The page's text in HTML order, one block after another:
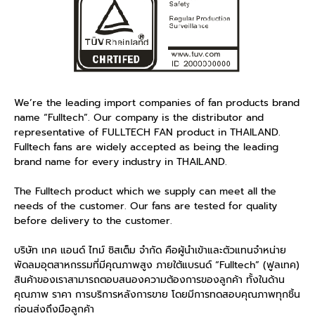
We’re the leading import companies of fan products brand
name “Fulltech”. Our company is the distributor and
representative of FULLTECH FAN product in THAILAND.
Fulltech fans are widely accepted as being the leading
brand name for every industry in THAILAND.
The Fulltech product which we supply can meet all the
needs of the customer. Our fans are tested for quality
before delivery to the customer.
บริษัท เทค แอนด์ ไทม์ ซิสเต็ม จำกัด คือผู้นำเข้าและตัวแทนจำหน่าย
พัดลมอุตสาหกรรมที่มีคุณภาพสูง ภายใต้แบรนด์ “Fulltech” (ฟูลเทค)
สินค้าของเราสามารถตอบสนองความต้องการของลูกค้า ทั้งในด้าน
คุณภาพ ราคา การบริการหลังการขาย โดยมีการทดสอบคุณภาพทุกชิ้น
ก่อนส่งถึงมือลูกค้า